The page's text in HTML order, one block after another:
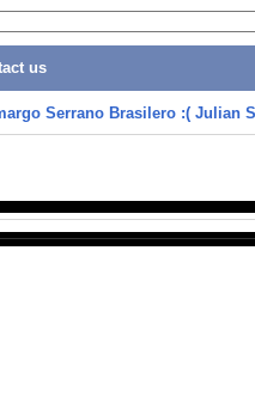
us
Serrano Brasilero :( Julian